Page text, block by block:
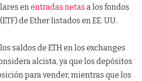
enentradas netas a los fondos
de Ether listados en EE. UU.
saldos de ETH en los exchanges
alcista, ya que los depósitos
para vender, mientras que los